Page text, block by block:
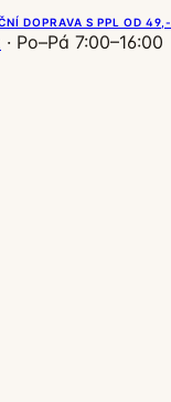
DOPRAVA S PPL OD 49,-
· Po–Pá 7:00–16:00